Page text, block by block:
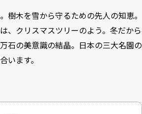
樹木を雪から守るための先人の知恵。
、クリスマスツリーのよう。冬だから
石の美意識の結晶。日本の三大名園の
います。